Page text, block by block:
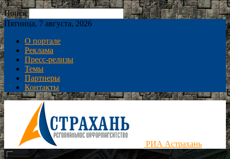
Поиск
Пятница, 7 августа, 2026
О портале
Реклама
Пресс-релизы
Темы
Партнеры
Контакты
РИА Астрахань